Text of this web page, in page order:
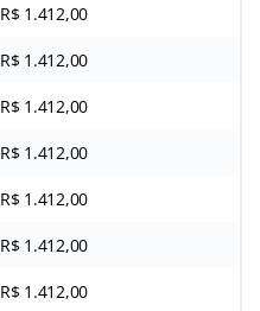
R$ 1.412,00
R$ 1.412,00
R$ 1.412,00
R$ 1.412,00
R$ 1.412,00
R$ 1.412,00
R$ 1.412,00